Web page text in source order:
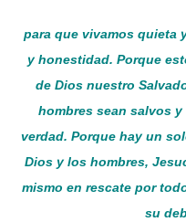
para que vivamos quieta
y honestidad. Porque
de Dios nuestro
hombres sean salvos
verdad. Porque hay un
Dios y los hombres,
mismo en rescate por
su